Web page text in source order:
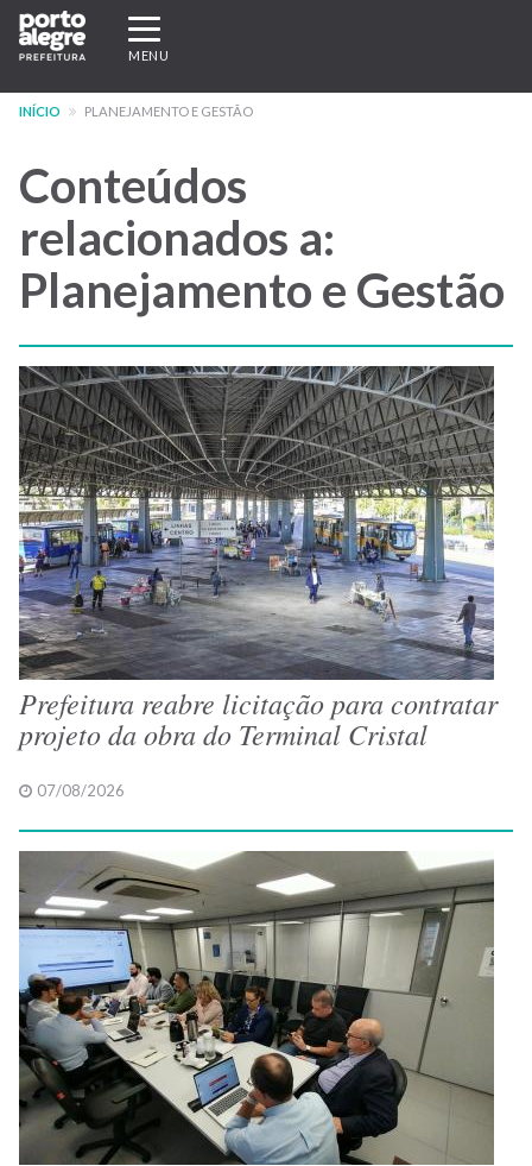
Pular
para
conteúdo
Expandir/recolher
navegação
MENU
INÍCIO PLANEJAMENTO E GESTÃO
Conteúdos
relacionados a:
Planejamento e Gestão
Prefeitura reabre licitação para contratar
projeto da obra do Terminal Cristal
07/08/2026